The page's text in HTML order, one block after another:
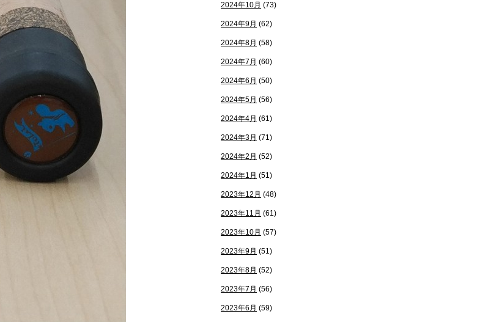
2024年10月 (73)
2024年9月 (62)
2024年8月 (58)
2024年7月 (60)
2024年6月 (50)
2024年5月 (56)
2024年4月 (61)
2024年3月 (71)
2024年2月 (52)
2024年1月 (51)
2023年12月 (48)
2023年11月 (61)
2023年10月 (57)
2023年9月 (51)
2023年8月 (52)
2023年7月 (56)
2023年6月 (59)